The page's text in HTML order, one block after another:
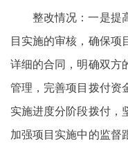
整改情况：一是提
目实施的审核，确保项
详细的合同，明确双方
管理，完善项目拨付资
实施进度分阶段拨付，
加强项目实施中的监督